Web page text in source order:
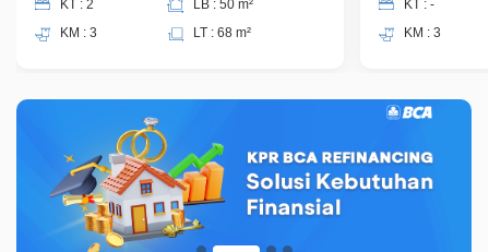
KT : 2
KM : 3
LB : 50 m²
LT : 68 m²
KT : -
KM : 3